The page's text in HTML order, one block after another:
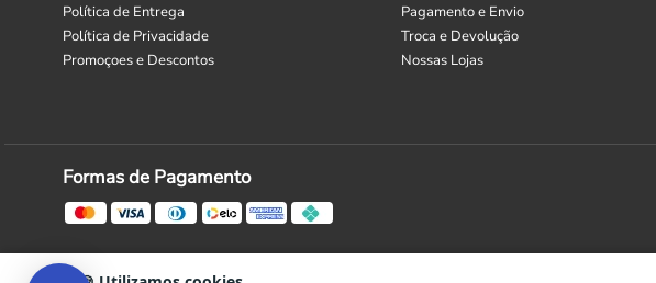
Política de Entrega
Política de Privacidade
Promoçoes e Descontos
Pagamento e Envio
Troca e Devolução
Nossas Lojas
Formas de Pagamento
de
com
Não Satisfeito
Seguinte